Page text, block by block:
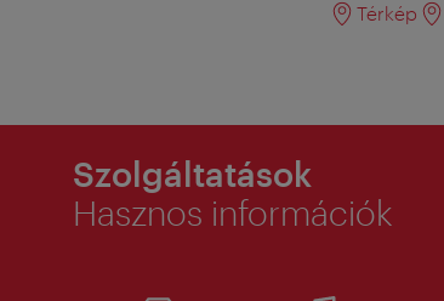
Térkép
Szolgáltatások
Hasznos információk